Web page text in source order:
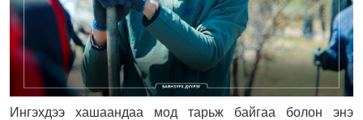
Ингэхдээ хашаандаа мод тарьж байгаа болон энэ